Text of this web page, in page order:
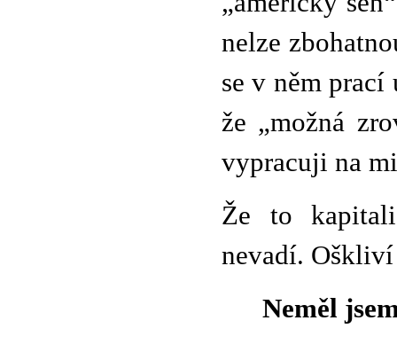
nelze
se v něm
že „možná
vypracuji na
Že to
nevadí.
Neměl